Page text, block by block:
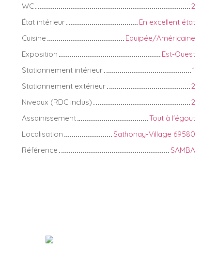
WC
2
État intérieur
En excellent état
Cuisine
Equipée/Américaine
Exposition
Est-Ouest
Stationnement intérieur
1
Stationnement extérieur
2
Niveaux (RDC inclus)
2
Assainissement
Tout à l'égout
Localisation
Sathonay-Village 69580
Référence
SAMBA